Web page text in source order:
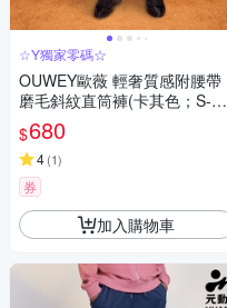
☆Y獨家零碼☆
OUWEY歐薇 輕奢質感附腰帶
磨毛斜紋直筒褲(卡其色；S-L)3
224066604
$680
4(1)
券
加入購物車